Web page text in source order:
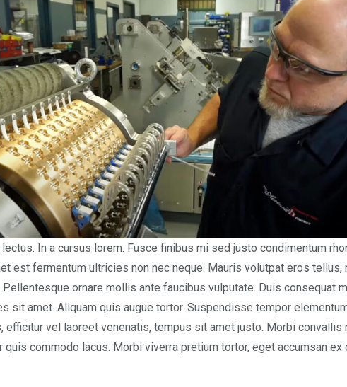
In a cursus lorem. Fusce finibus mi sed justo condimentum
est fermentum ultricies non nec neque. Mauris volutpat eros tellus,
Pellentesque ornare mollis ante faucibus vulputate. Duis consequat
sit amet. Aliquam quis augue tortor. Suspendisse tempor
efficitur vel laoreet venenatis, tempus sit amet justo. Morbi convallis
quis commodo lacus. Morbi viverra pretium tortor, eget accumsan ex